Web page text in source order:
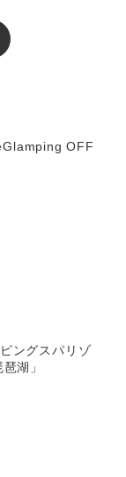
OFF
ングスパリゾ
湖」